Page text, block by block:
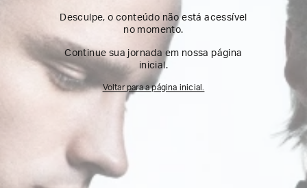
Desculpe, o conteúdo não está acessível
no momento.
Continue sua jornada em nossa página
inicial.
Voltar para a página inicial.